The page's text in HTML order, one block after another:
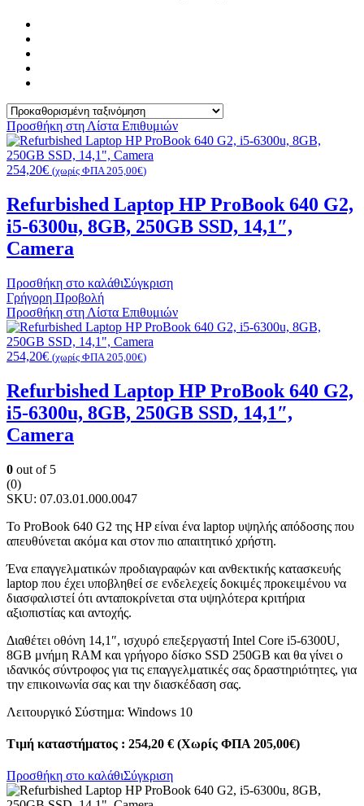
Προσθήκη στη Λίστα Επιθυμιών
254,20€ (χωρίς ΦΠΑ205,00€)
Refurbished Laptop HP ProBook 640 G2,
i5-6300u, 8GB, 250GB SSD, 14,1″,
Camera
Προσθήκη στο καλάθιΣύγκριση
Γρήγορη Προβολή
Προσθήκη στη Λίστα Επιθυμιών
254,20€ (χωρίς ΦΠΑ205,00€)
Refurbished Laptop HP ProBook 640 G2,
i5-6300u, 8GB, 250GB SSD, 14,1″,
Camera
0 out of 5
(0)
SKU: 07.03.01.000.0047
Το ProBook 640 G2 της HP είναι ένα laptop υψηλής απόδοσης που
απευθύνεται ακόμα και στον πιο απαιτητικό χρήστη.
Ένα επαγγελματικών προδιαγραφών και ανθεκτικής κατασκευής
laptop που έχει υποβληθεί σε ενδελεχείς δοκιμές προκειμένου να
διασφαλιστεί ότι ανταποκρίνεται στα υψηλότερα κριτήρια
αξιοπιστίας και αντοχής.
Διαθέτει οθόνη 14,1″, ισχυρό επεξεργαστή Intel Core i5-6300U,
8GB μνήμη RAM και γρήγορο δίσκο SSD 250GB και θα γίνει ο
ιδανικός σύντροφος για τις επαγγελματικές σας δραστηριότητες, για
την επικοινωνία σας και την διασκέδαση σας.
Λειτουργικό Σύστημα: Windows 10
Τιμή καταστήματος : 254,20 € (Χωρίς ΦΠΑ 205,00€)
Προσθήκη στο καλάθιΣύγκριση